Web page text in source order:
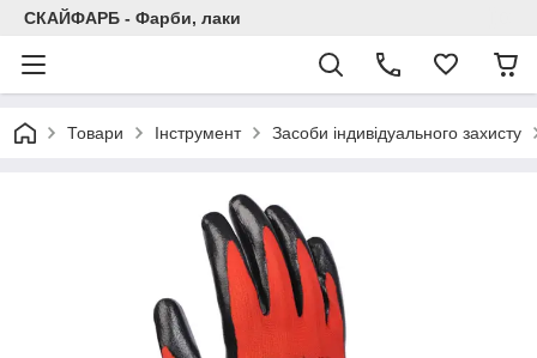
СКАЙФАРБ - Фарби, лаки
Товари Інструмент Засоби індивідуального захисту